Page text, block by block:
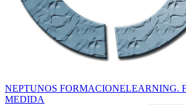
NEPTUNOS FORMACIONELEARNING.
MEDIDA